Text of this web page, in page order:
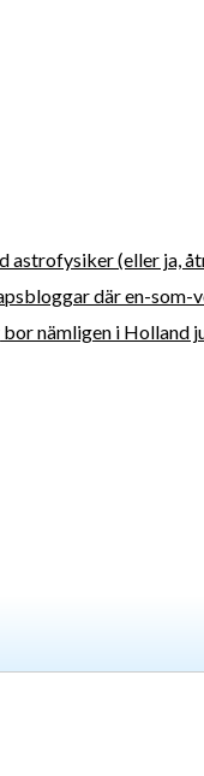
astrofysiker (eller ja,
där en-
bor nämligen i Holland